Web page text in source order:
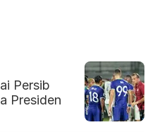
Persib
Presiden